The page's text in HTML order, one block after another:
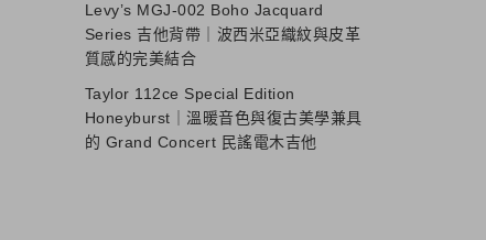
Levy’s MGJ-002 Boho Jacquard
Series 吉他背帶｜波西米亞織紋與皮革
質感的完美結合
Taylor 112ce Special Edition
Honeyburst｜溫暖音色與復古美學兼具
的 Grand Concert 民謠電木吉他